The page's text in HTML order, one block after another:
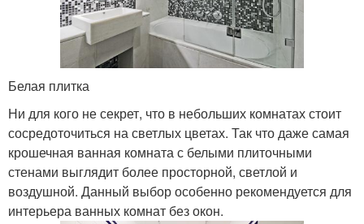
Белая плитка
Ни для кого не секрет, что в небольших комнатах стоит
сосредоточиться на светлых цветах. Так что даже самая
крошечная ванная комната с белыми плиточными
стенами выглядит более просторной, светлой и
воздушной. Данный выбор особенно рекомендуется для
интерьера ванных комнат без окон.